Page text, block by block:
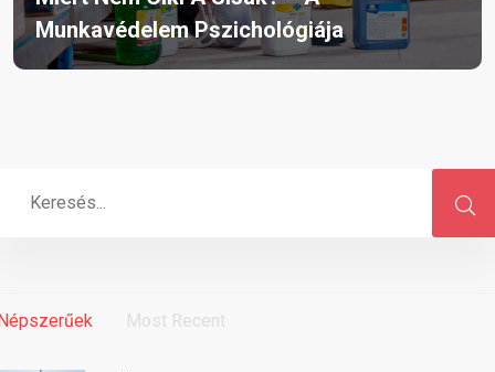
Munkavédelem Pszichológiája
Most Recent